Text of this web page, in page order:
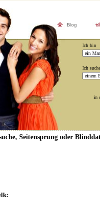
Blog
Ich bin
Ich
in
Seitensprung oder